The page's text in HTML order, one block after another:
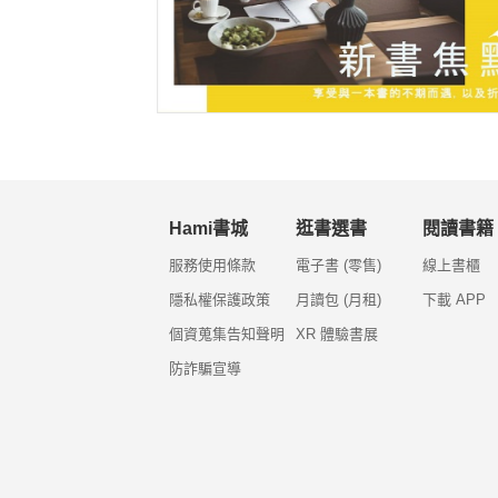
Hami書城
服務使用條款
隱私權保護政策
個資蒐集告知聲明
防詐騙宣導
逛書選書
電子書 (零售)
月讀包 (月租)
XR 體驗書展
閱讀書籍
線上書櫃
下載 APP